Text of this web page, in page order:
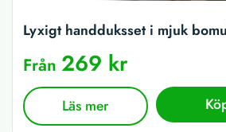
Lyxigt handduksset i mjuk
Från 269 kr
Läs mer